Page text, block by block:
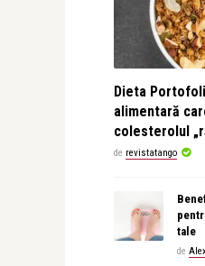
Dieta
alimentară
colesterolul
de revistatango
tale
de